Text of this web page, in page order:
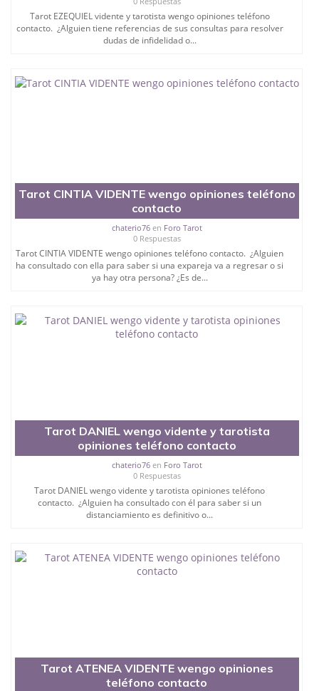
Tarot EZEQUIEL vidente y tarotista wengo opiniones teléfono
contacto. ¿Alguien tiene referencias de sus consultas para resolver
dudas de infidelidad o...
Tarot CINTIA VIDENTE wengo opiniones teléfono
contacto
chaterio76en Foro Tarot
0 Respuestas
Tarot CINTIA VIDENTE wengo opiniones teléfono contacto. ¿Alguien
ha consultado con ella para saber si una expareja va a regresar o si
ya hay otra persona? ¿Es de...
Tarot DANIEL wengo vidente y tarotista
opiniones teléfono contacto
chaterio76en Foro Tarot
0 Respuestas
Tarot DANIEL wengo vidente y tarotista opiniones teléfono
contacto. ¿Alguien ha consultado con él para saber si un
distanciamiento es definitivo o...
Tarot ATENEA VIDENTE wengo opiniones
teléfono contacto